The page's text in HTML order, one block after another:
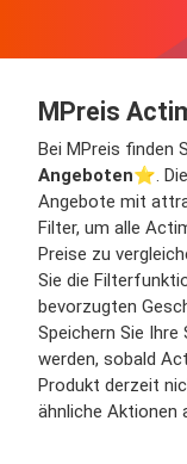
MPreis
Bei MPreis finden
Angeboten⭐️.
Angebote mit
Filter, um alle
Preise zu
Sie die
bevorzugten
Speichern Sie
werden, sobald
Produkt derzeit
ähnliche Aktionen